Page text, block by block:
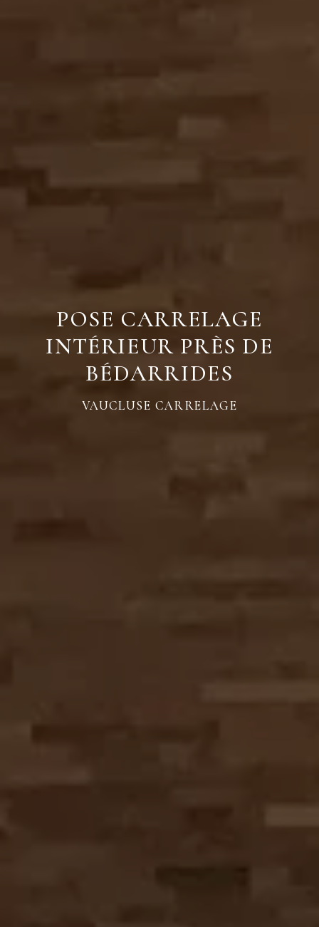
POSE CARRELAGE
INTÉRIEUR PRÈS DE
BÉDARRIDES
VAUCLUSE CARRELAGE